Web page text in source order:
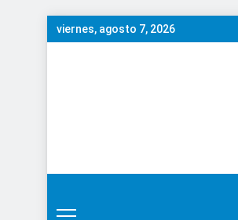
Saltar
al
viernes, agosto 7, 2026